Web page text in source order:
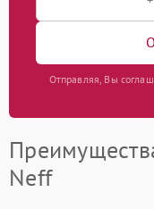
Отправляя, Вы
Neff